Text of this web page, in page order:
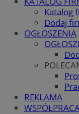
Katalog
Dodaj
OGŁOSZENIA
REKLAMA